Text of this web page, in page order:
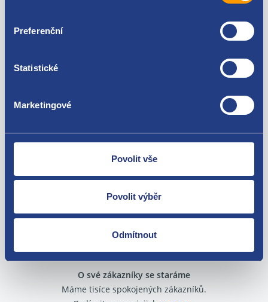
Preferenční
Statistické
Marketingové
Povolit vše
Povolit výběr
Odmítnout
Zboží můžete vrátit do 60 dnů od
zakoupení. Nebo vám pošleme náhradu.
O své zákazníky se staráme
Máme tisíce spokojených zákazníků.